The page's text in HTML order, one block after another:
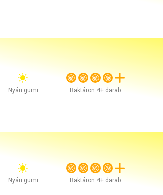
Nyári gumi Raktáron 4+ darab
Nyári gumi Raktáron 4+ darab